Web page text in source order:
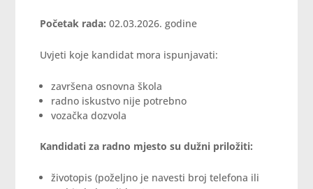
Početak rada: 02.03.2026. godine
Uvjeti koje kandidat mora ispunjavati:
završena osnovna škola
radno iskustvo nije potrebno
vozačka dozvola
Kandidati za radno mjesto su dužni priložiti:
životopis (poželjno je navesti broj telefona ili